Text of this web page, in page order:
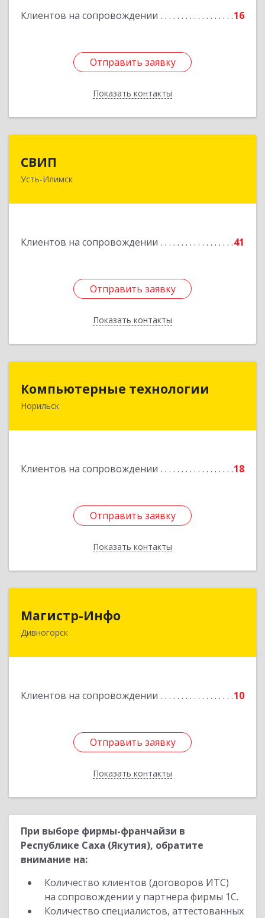
Клиентов на сопровождении 16
Отправить заявку
Показать контакты
Отправить заявку
Назад
СВИП
Усть-Илимск
Клиентов на сопровождении 41
Отправить заявку
Показать контакты
666685, Иркутская обл, Усть-Илимск г,
Отправить заявку
Назад
Компьютерные технологии
Норильск
Клиентов на сопровождении 18
Отправить заявку
Показать контакты
663302, Красноярский край, Норильск г,
Отправить заявку
Назад
Магистр-Инфо
Дивногорск
Клиентов на сопровождении 10
Отправить заявку
Показать контакты
663090 Красноярский край Дивногорск г
Отправить заявку
Назад
При выборе фирмы-франчайзи в
Республике Саха (Якутия), обратите
внимание на:
Количество клиентов (договоров ИТС)
на сопровождении у партнера фирмы 1С.
Количество специалистов, аттестованных